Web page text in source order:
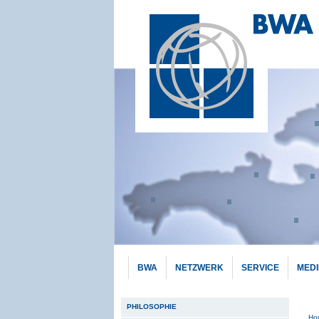
BWA NETZWERK SERVICE
Hauptnavigation
PHILOSOPHIE